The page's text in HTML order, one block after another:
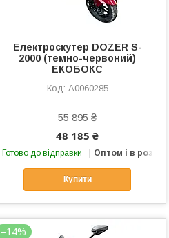
Електроcкутер DOZER S-
2000 (темно-червоний)
ЕКОБОКС
А0060285
55 895 ₴
48 185 ₴
Готово до відправки Оптом і в роздріб
Купити
–14%